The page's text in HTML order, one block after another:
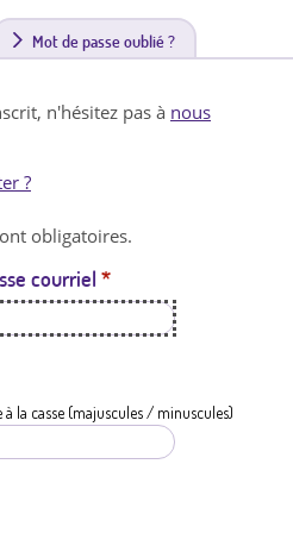
Mot de passe oublié ?
n'hésitez pas à nous
?
obligatoires.
courriel *
la casse (majuscules / minuscules)